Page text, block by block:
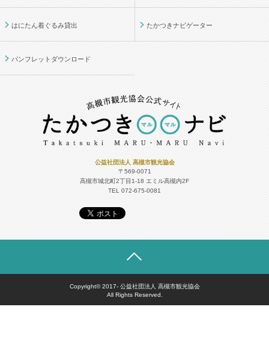
はにたん着ぐるみ貸出 たかつきナビゲーター
パンフレットダウンロード
公益社団法人 高槻市観光協会
〒569-0071
高槻市城北町2丁目1-18 エミル高槻内2F
TEL 072-675-0081
Copyright© 2017- 公益社団法人 高槻市観光協会
All Rights Reserved.